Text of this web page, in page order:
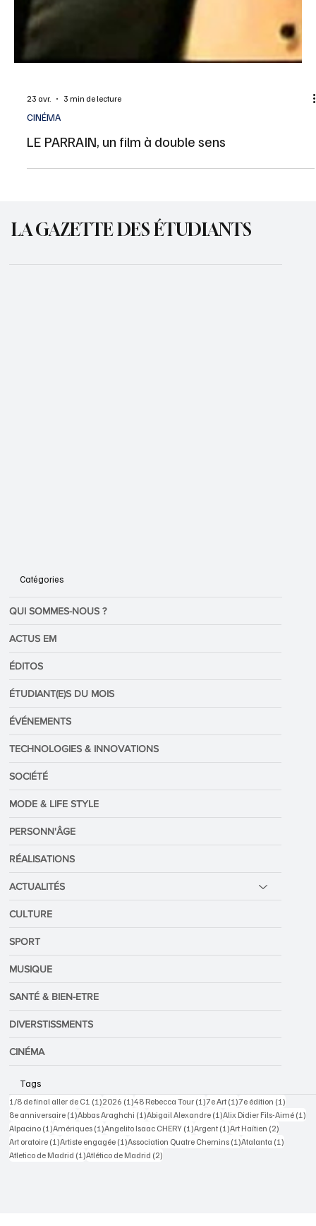
CINÉMA
LE PARRAIN, un film à double sens
Catégories
QUI SOMMES-NOUS ?
ACTUS EM
ÉDITOS
ÉTUDIANT(E)S DU MOIS
ÉVÉNEMENTS
TECHNOLOGIES & INNOVATIONS
SOCIÉTÉ
MODE & LIFE STYLE
PERSONN'ÂGE
RÉALISATIONS
ACTUALITÉS
CULTURE
SPORT
MUSIQUE
SANTÉ & BIEN-ETRE
DIVERSTISSMENTS
CINÉMA
Tags
1/8 de final aller de C1(1)1 post
2026(1)1 post
48 Rebecca Tour(1)1 post
7e Art(1)1 post
7e édition(1)
8e anniversaire (1)1 post
Abbas Araghchi(1)1 post
Abigail Alexandre (1)1 post
Alix Didier Fils-Aimé
Alpacino(1)1 post
Amériques(1)1 post
Angelito Isaac CHERY